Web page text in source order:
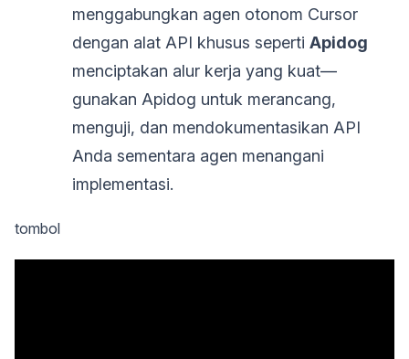
menggabungkan agen otonom Cursor
dengan alat API khusus sepertiApidog
menciptakan alur kerja yang kuat—
gunakan Apidog untuk merancang,
menguji, dan mendokumentasikan API
Anda sementara agen menangani
implementasi.
tombol